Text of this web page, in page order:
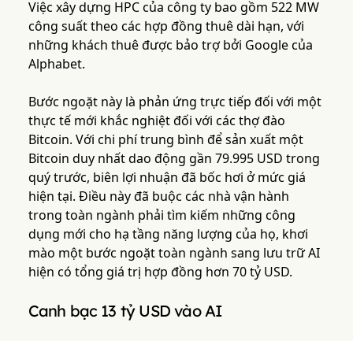
Việc xây dựng HPC của công ty bao gồm 522 MW
công suất theo các hợp đồng thuê dài hạn, với
những khách thuê được bảo trợ bởi Google của
Alphabet.
Bước ngoặt này là phản ứng trực tiếp đối với một
thực tế mới khắc nghiệt đối với các thợ đào
Bitcoin. Với chi phí trung bình để sản xuất một
Bitcoin duy nhất dao động gần 79.995 USD trong
quý trước, biên lợi nhuận đã bốc hơi ở mức giá
hiện tại. Điều này đã buộc các nhà vận hành
trong toàn ngành phải tìm kiếm những công
dụng mới cho hạ tầng năng lượng của họ, khơi
mào một bước ngoặt toàn ngành sang lưu trữ AI
hiện có tổng giá trị hợp đồng hơn 70 tỷ USD.
Canh bạc 13 tỷ USD vào AI